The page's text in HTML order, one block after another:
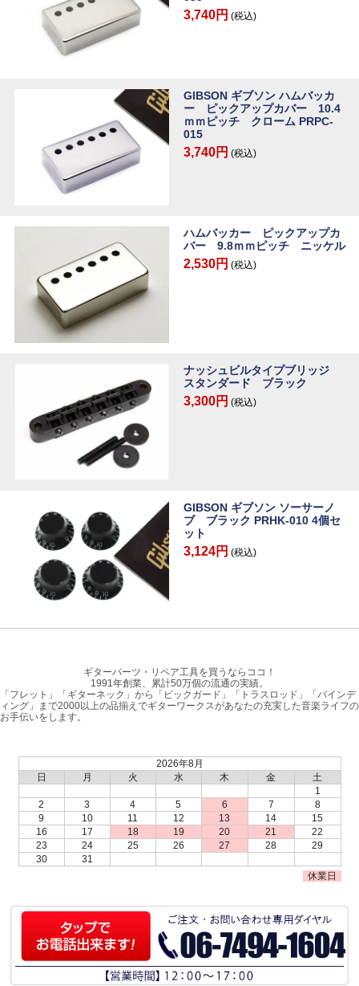
3,740円 (税込)
GIBSON ギブソン ハムバッカ
ー ピックアップカバー 10.4
ｍｍピッチ クローム PRPC-
015
3,740円 (税込)
ハムバッカー ピックアップカ
バー 9.8ｍｍピッチ ニッケル
2,530円 (税込)
ナッシュビルタイプブリッジ
スタンダード ブラック
3,300円 (税込)
GIBSON ギブソン ソーサーノ
ブ ブラック PRHK-010 4個セ
ット
3,124円 (税込)
ギターパーツ・リペア工具を買うならココ！
1991年創業、累計50万個の流通の実績。
「フレット」「ギターネック」から「ピックガード」「トラスロッド」「バインデ
ィング」まで2000以上の品揃えでギターワークスがあなたの充実した音楽ライフの
お手伝いをします。
2026年8月
日
月 火 水 木 金
土
1
2
3 4 5 6 7
8
9
10 11 12 13 14
15
16
17 18 19 20 21
22
23
24 25 26 27 28
29
30
31
休業日